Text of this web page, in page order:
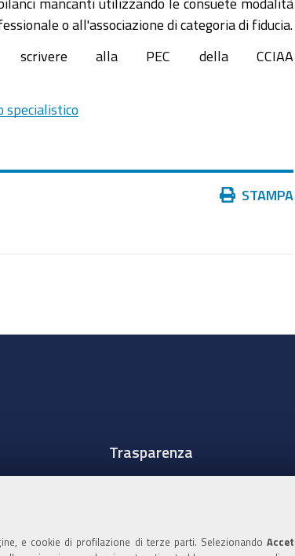
e cookie di profilazione di terze parti. Selezionando
o all'associazione di categoria di fiducia.
scrivere alla PEC della CCIAA
specialistico
Azioni STAMPA
Trasparenza
Pubblicità Legale